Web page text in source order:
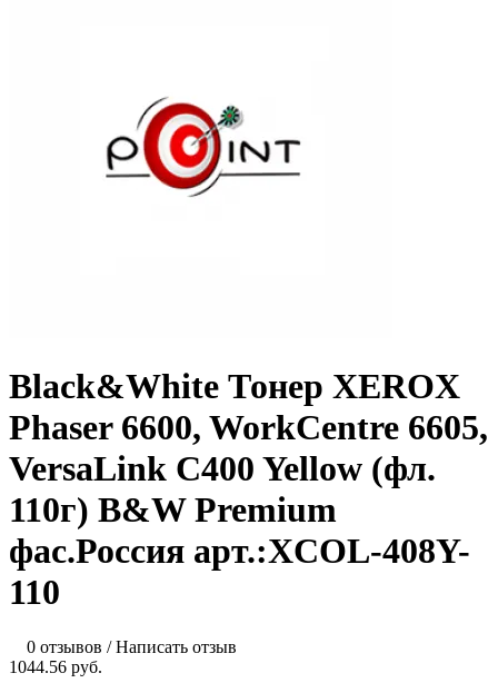
Black&White Тонер XEROX
Phaser 6600, WorkCentre 6605,
VersaLink C400 Yellow (фл.
110г) B&W Premium
фас.Россия арт.:XCOL-408Y-
110
0 отзывов /Написать отзыв
1044.56 руб.